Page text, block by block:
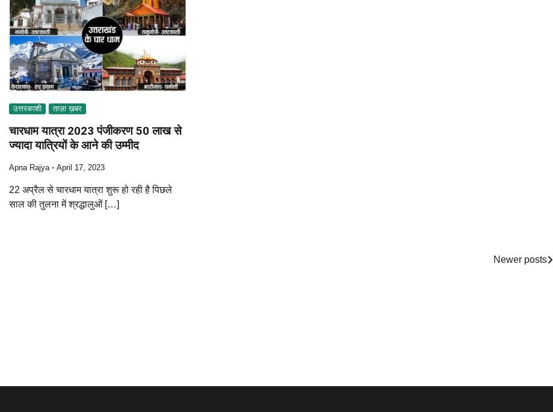
उत्तरकाशी ताज़ा ख़बर
चारधाम यात्रा 2023 पंजीकरण 50 लाख से
ज्यादा यात्रियों के आने की उम्मीद
Apna Rajya April 17, 2023
22 अप्रैल से चारधाम यात्रा शुरू हो रही है पिछले
साल की तुलना में श्रद्धालुओं […]
Newer posts